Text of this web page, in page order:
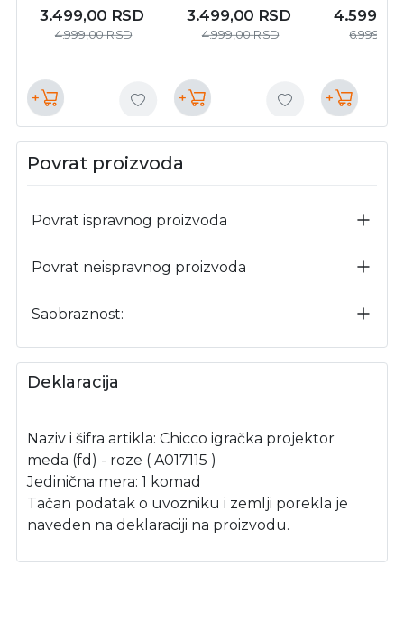
3.499,00 RSD
4.999,00RSD
+
3.499,00 RSD
4.999,00RSD
+
6.999,00
+
Povrat proizvoda
Povrat ispravnog proizvoda
Povrat neispravnog proizvoda
Saobraznost:
Deklaracija
Naziv i šifra artikla: Chicco igračka projektor
meda (fd) - roze ( A017115 )
Jedinična mera: 1 komad
Tačan podatak o uvozniku i zemlji porekla je
naveden na deklaraciji na proizvodu.